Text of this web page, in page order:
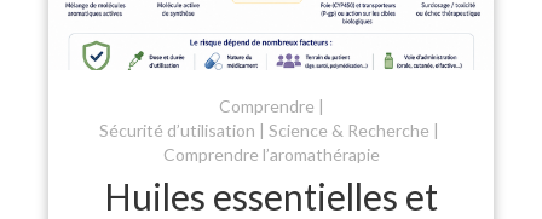
Comprendre
Sécurité d’utilisation
Science & Recherche
Comprendre l’aromathérapie
Huiles essentielles et